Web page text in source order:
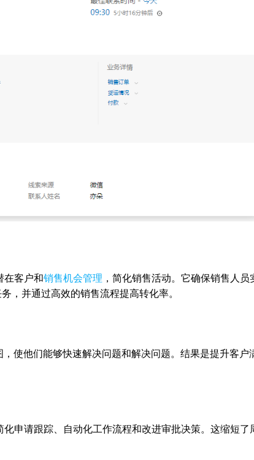
在客户和销售机会管理 ，简化销售活动。它确保销售人员
，并通过高效的销售流程提高转化率。
使他们能够快速解决问题和解决问题。结果是提升客户
申请跟踪、自动化工作流程和改进审批决策。这缩短了